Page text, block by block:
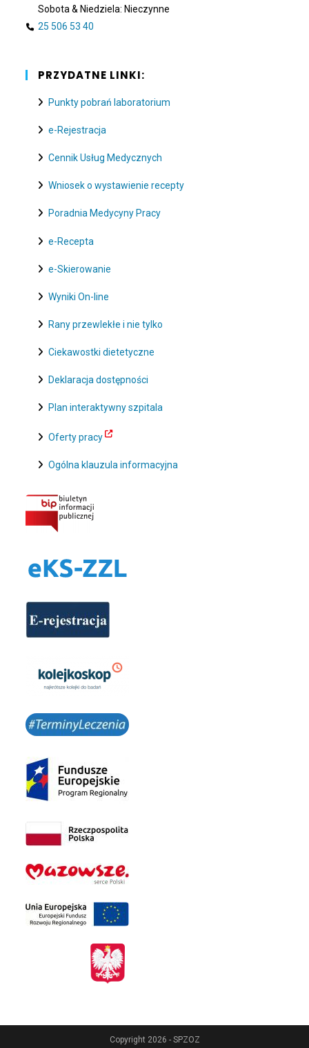
Sobota & Niedziela: Nieczynne
25 506 53 40
PRZYDATNE LINKI:
Punkty pobrań laboratorium
e-Rejestracja
Cennik Usług Medycznych
Wniosek o wystawienie recepty
Poradnia Medycyny Pracy
e-Recepta
e-Skierowanie
Wyniki On-line
Rany przewlekłe i nie tylko
Ciekawostki dietetyczne
Deklaracja dostępności
Plan interaktywny szpitala
Oferty pracy
Ogólna klauzula informacyjna
Copyright 2026 - SPZOZ